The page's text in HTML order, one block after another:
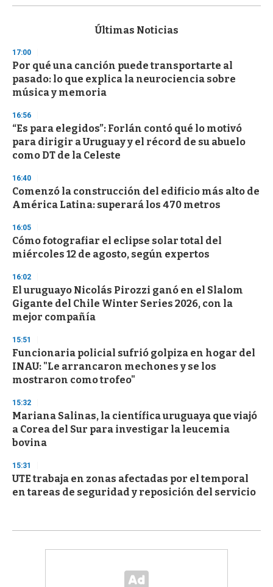
s
d
s
o
f
3
s
e
o
n
Últimas Noticias
17:00
Por qué una canción puede transportarte al
pasado: lo que explica la neurociencia sobre
música y memoria
16:56
“Es para elegidos”: Forlán contó qué lo motivó
para dirigir a Uruguay y el récord de su abuelo
como DT de la Celeste
16:40
Comenzó la construcción del edificio más alto de
América Latina: superará los 470 metros
16:05
Cómo fotografiar el eclipse solar total del
miércoles 12 de agosto, según expertos
16:02
El uruguayo Nicolás Pirozzi ganó en el Slalom
Gigante del Chile Winter Series 2026, con la
mejor compañía
15:51
Funcionaria policial sufrió golpiza en hogar del
INAU: "Le arrancaron mechones y se los
mostraron como trofeo"
15:32
Mariana Salinas, la científica uruguaya que viajó
a Corea del Sur para investigar la leucemia
bovina
15:31
UTE trabaja en zonas afectadas por el temporal
en tareas de seguridad y reposición del servicio